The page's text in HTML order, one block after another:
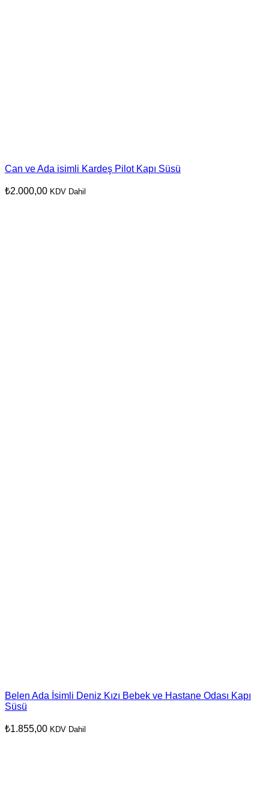
Can ve Ada isimli Kardeş Pilot Kapı Süsü
₺2.000,00 KDV Dahil
Belen Ada İsimli Deniz Kızı Bebek ve Hastane Odası Kapı
Süsü
₺1.855,00 KDV Dahil